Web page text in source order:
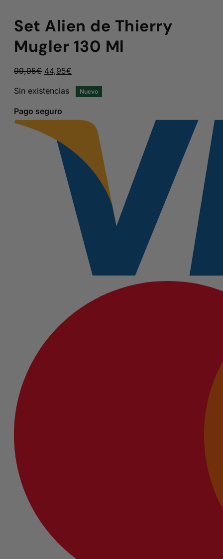
Set Alien de Thierry
Mugler 130 Ml
99,95€ El
original
99,95€.
44,95€
actual
44,95€.
Sin existencias Nuevo
Pago seguro